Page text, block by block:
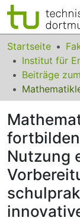
Bereiche &
Das gesamte
Statistiken
FAQ
Leitlinien
Zurück zur
Startseite
Nutzung